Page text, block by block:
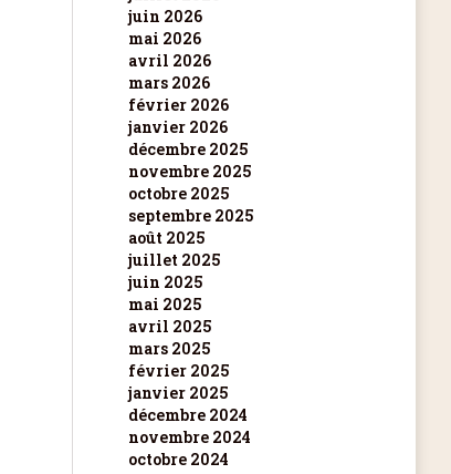
juin 2026
mai 2026
avril 2026
mars 2026
février 2026
janvier 2026
décembre 2025
novembre 2025
octobre 2025
septembre 2025
août 2025
juillet 2025
juin 2025
mai 2025
avril 2025
mars 2025
février 2025
janvier 2025
décembre 2024
novembre 2024
octobre 2024